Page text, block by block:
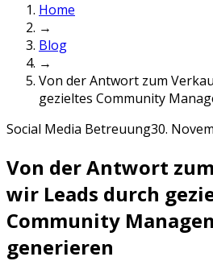
Home
→
Blog
→
Von der Antwort zum
gezieltes Community
Social Media Betreuung30.
Von der Antwort
wir Leads durch
Community
generieren